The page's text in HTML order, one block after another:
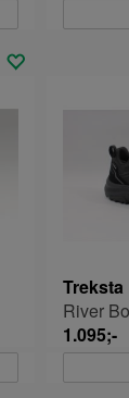
Treksta
1.095;-